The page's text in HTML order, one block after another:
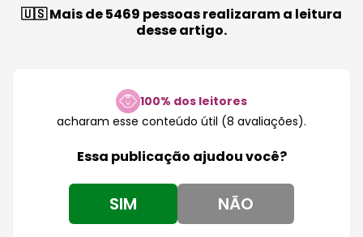
🇺🇸 Mais de 5469 pessoas realizaram a leitura
desse artigo.
100% dos leitores
acharam esse conteúdo útil (8 avaliações).
Essa publicação ajudou você?
SIM NÃO